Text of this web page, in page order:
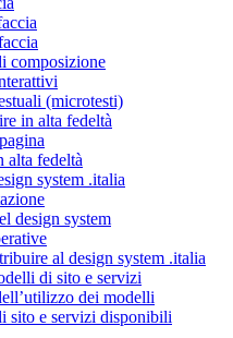
composizione
(microtesti)
in alta fedeltà
alta fedeltà
system .italia
design system
al design system .italia
di sito e servizi
dei modelli
sito e servizi disponibili